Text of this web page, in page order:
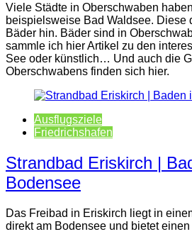
Viele Städte in Oberschwaben
beispielsweise Bad Waldsee. Diese
Bäder hin. Bäder sind in
sammle ich hier Artikel zu den
See oder künstlich… Und auch die
Oberschwabens finden sich hier.
Ausflugsziele
Friedrichshafen
Strandbad Eriskirch |
Bodensee
Das Freibad in Eriskirch liegt in
direkt am Bodensee und bietet einen